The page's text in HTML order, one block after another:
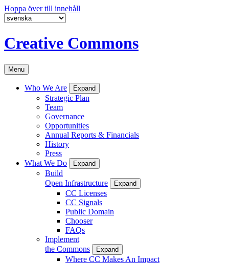
Hoppa över till innehåll
Creative Commons
Menu
Who We Are Expand
Strategic Plan
Team
Governance
Opportunities
Annual Reports & Financials
History
Press
What We Do
Expand
Build
Open Infrastructure
Expand
CC Licenses
CC Signals
Public Domain
Chooser
FAQs
Implement
the Commons
Expand
Where CC Makes An Impact